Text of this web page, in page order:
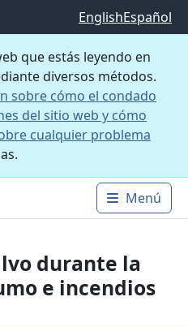
EnglishEspañol
que estás leyendo en
diversos métodos.
sobre cómo el condado
del sitio web y cómo
cualquier problema
Main
Menú
durante la
e incendios